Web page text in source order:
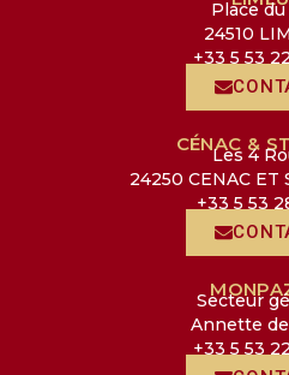
Place
24510
+33 5 53
CÉNAC &
Les 4
24250 CENAC ET
+33 5 53
Secteur
Annette de
+33 5 53